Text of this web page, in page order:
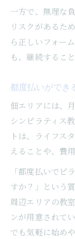
一方で、無理な
リスクがあるた
ら正しいフォー
も、継続するこ
都度払いができ
佃エリアには、
シンピラティス
トは、ライフス
えることや、費
「都度払いでピ
すか？」という
周辺エリアの教
ンが用意されて
でも気軽に始め